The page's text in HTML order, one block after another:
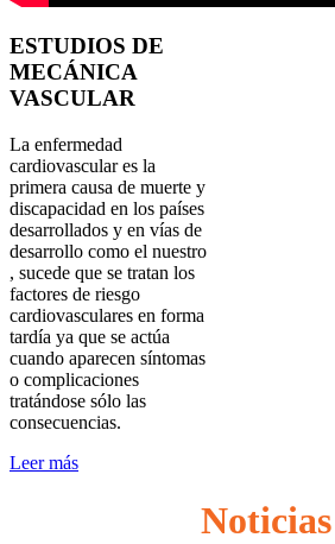
ESTUDIOS DE
MECÁNICA
VASCULAR
La enfermedad
cardiovascular es la
primera causa de muerte y
discapacidad en los países
desarrollados y en vías de
desarrollo como el nuestro
, sucede que se tratan los
factores de riesgo
cardiovasculares en forma
tardía ya que se actúa
cuando aparecen síntomas
o complicaciones
tratándose sólo las
consecuencias.
Leer más
Noticias